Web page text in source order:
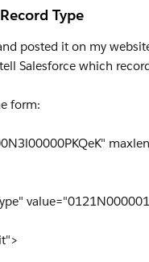
Type
posted it on my
Salesforce which
form: